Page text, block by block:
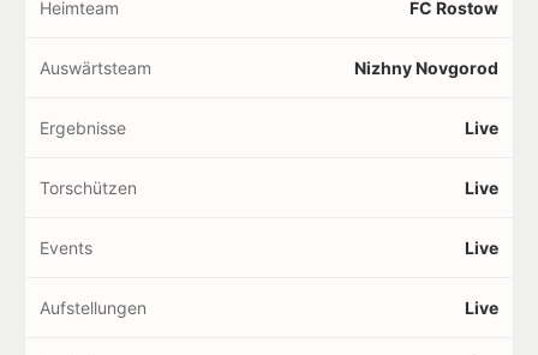
Heimteam FC Rostow
Auswärtsteam Nizhny Novgorod
Ergebnisse Live
Torschützen Live
Events Live
Aufstellungen Live